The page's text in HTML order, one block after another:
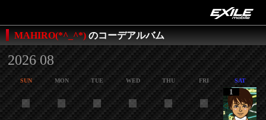
MAHIRO(*^_^*) のコーデアルバム
2026 08
SUN MON TUE WED THU FRI SAT
1